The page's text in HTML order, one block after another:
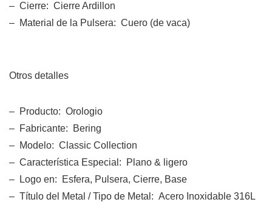
– Cierre: Cierre Ardillon
– Material de la Pulsera: Cuero (de vaca)
Otros detalles
– Producto: Orologio
– Fabricante: Bering
– Modelo: Classic Collection
– Característica Especial: Plano & ligero
– Logo en: Esfera, Pulsera, Cierre, Base
– Título del Metal / Tipo de Metal: Acero Inoxidable 316L